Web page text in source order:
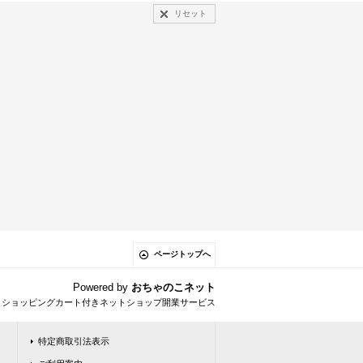
リセット
ページトップへ
Powered by おちゃのこネット
ョッピングカート付きネットショップ開業サービス
特定商取引法表示